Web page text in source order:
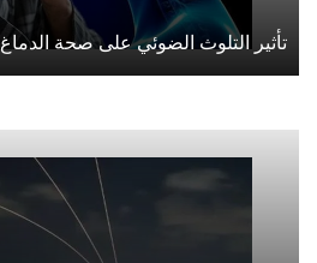
تأثير التلوث الضوئي على صحة الدماغ